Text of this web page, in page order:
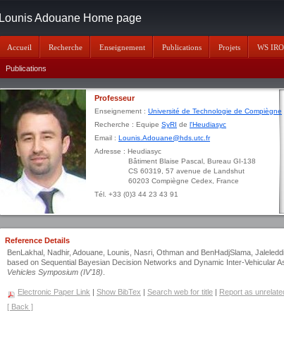
Accueil Recherche Enseignement Publications Projets WS
Publications
Lounis Adouane Home page
Professeur
Enseignement : Université de Technologie de Compiègne
Recherche : Equipe SyRI de l'Heudiasyc
Email : Lounis.Adouane@hds.utc.fr
Adresse : Heudiasyc
Bâtiment Blaise Pascal, Bureau GI-138
CS 60319, 57 avenue de Landshut
60203 Compiègne Cedex, France
Tél. +33 (0)3 44 23 43 91
Reference Details
BenLakhal, Nadhir, Adouane, Lounis, Nasri, Othman and BenHadjSlama,
based on Sequential Bayesian Decision Networks and Dynamic Inter-Vehicular
Vehicles Symposium (IV'18)
Electronic Paper Link | Show BibTex | Search web for title | Report as
[ Back ]